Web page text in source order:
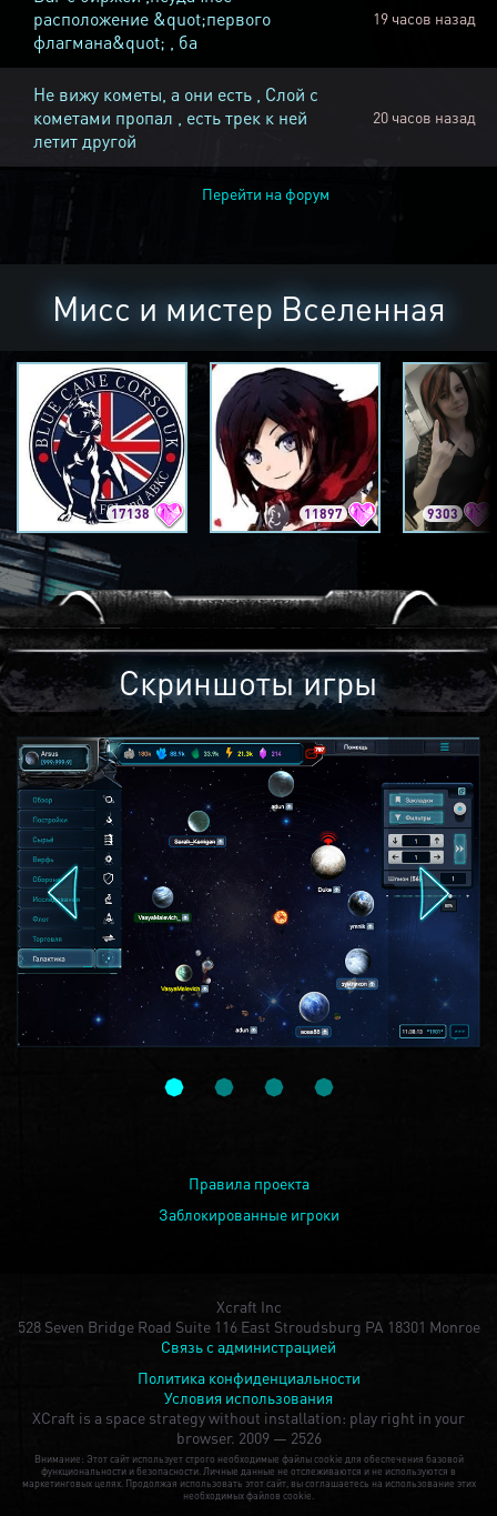
расположение &quot;первого
флагмана&quot; , ба
19 часов назад
Не вижу кометы, а они есть , Слой с
кометами пропал , есть трек к ней
летит другой
20 часов назад
Перейти на форум
Мисс и мистер Вселенная
17138 11897 9303
Скриншоты игры
Правила проекта
Заблокированные игроки
Xcraft Inc
528 Seven Bridge Road Suite 116 East Stroudsburg PA 18301 Monroe
Связь с администрацией
Политика конфиденциальности
Условия использования
XCraft is a space strategy without installation: play right in your
browser. 2009 — 2526
Внимание: Этот сайт использует строго необходимые файлы cookie для обеспечения базовой
функциональности и безопасности. Личные данные не отслеживаются и не используются в
маркетинговых целях. Продолжая использовать этот сайт, вы соглашаетесь на использование этих
необходимых файлов cookie.